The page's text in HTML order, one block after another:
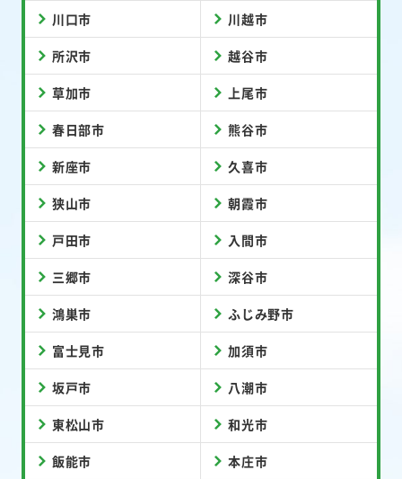
川口市 川越市
所沢市 越谷市
草加市 上尾市
春日部市 熊谷市
新座市 久喜市
狭山市 朝霞市
戸田市 入間市
三郷市 深谷市
鴻巣市 ふじみ野市
富士見市 加須市
坂戸市 八潮市
東松山市 和光市
飯能市 本庄市